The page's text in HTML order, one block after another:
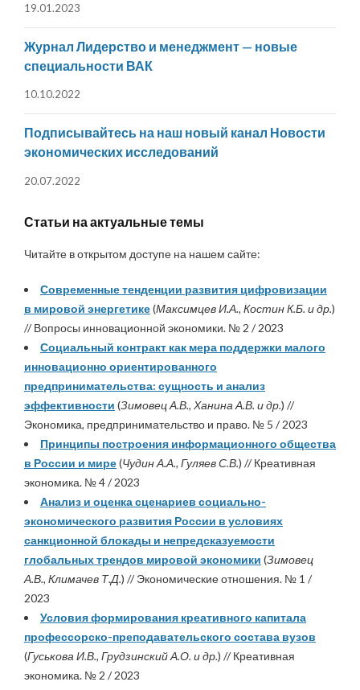
19.01.2023
Журнал Лидерство и менеджмент — новые
специальности ВАК
10.10.2022
Подписывайтесь на наш новый канал Новости
экономических исследований
20.07.2022
Статьи на актуальные темы
Читайте в открытом доступе на нашем сайте:
Современные тенденции развития цифровизации
в мировой энергетике(Максимцев И.А., Костин К.Б. и др.)
// Вопросы инновационной экономики. № 2 / 2023
Социальный контракт как мера поддержки малого
инновационно ориентированного
предпринимательства: сущность и анализ
эффективности (Зимовец А.В., Ханина А.В. и др.) //
Экономика, предпринимательство и право. № 5 / 2023
Принципы построения информационного общества
в России и мире(Чудин А.А., Гуляев С.В.) // Креативная
экономика. № 4 / 2023
Анализ и оценка сценариев социально-
экономического развития России в условиях
санкционной блокады и непредсказуемости
глобальных трендов мировой экономики (Зимовец
А.В., Климачев Т.Д.) // Экономические отношения. № 1 /
2023
Условия формирования креативного капитала
профессорско-преподавательского состава вузов
(Гуськова И.В., Грудзинский А.О. и др.) // Креативная
экономика. № 2 / 2023